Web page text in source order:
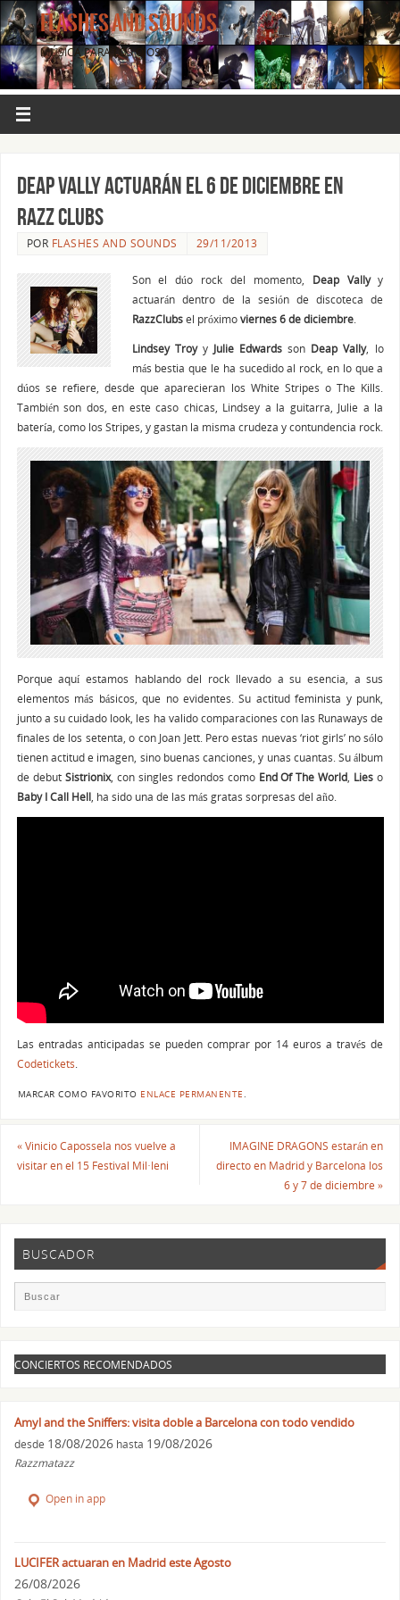
FLASHES AND SOUNDS
MÚSICA PARA LOS OJOS.
DEAP VALLY actuarán el 6 de diciembre en
Razz Clubs
POR FLASHES AND SOUNDS 29/11/2013
Son el dúo rock del momento, Deap Vallyy
actuarán dentro de la sesión de discoteca de
RazzClubsel próximoviernes 6 de diciembre.
Lindsey Troyy Julie Edwards son Deap Vally, lo
más bestia que le ha sucedido al rock, en lo que a
dúos se refiere, desde que aparecieran los White Stripes o The Kills.
También son dos, en este caso chicas, Lindsey a la guitarra, Julie a la
batería, como los Stripes, y gastan la misma crudeza y contundencia rock.
Porque aquí estamos hablando del rock llevado a su esencia, a sus
elementos más básicos, que no evidentes. Su actitud feminista y punk,
junto a su cuidado look, les ha valido comparaciones con las Runaways de
finales de los setenta, o con Joan Jett. Pero estas nuevas ‘riot girls’ no sólo
tienen actitud e imagen, sino buenas canciones, y unas cuantas. Su álbum
de debut Sistrionix, con singles redondos como End Of The World Lies o
Baby I Call Hell, ha sido una de las más gratas sorpresas del año.
Las entradas anticipadas se pueden comprar por 14 euros a través de
Codetickets
MARCAR COMO FAVORITO ENLACE PERMANENTE
«Vinicio Capossela nos vuelve a
visitar en el 15 Festival Mil·leni
IMAGINE DRAGONS estarán en
directo en Madrid y Barcelona los
6 y 7 de diciembre»
BUSCADOR
CONCIERTOS RECOMENDADOS
Amyl and the Sniffers: visita doble a Barcelona con todo vendido
desde 18/08/2026 hasta 19/08/2026
Razzmatazz
Open in app
LUCIFER actuaran en Madrid este Agosto
26/08/2026